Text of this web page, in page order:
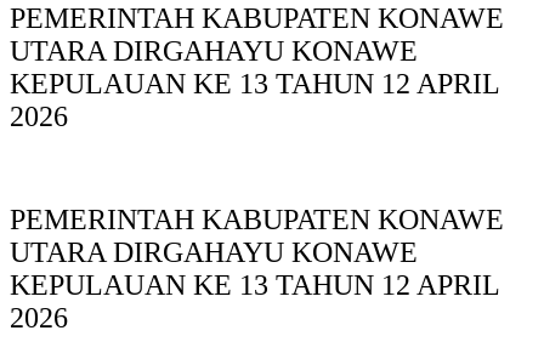
PEMERINTAH KABUPATEN KONAWE
UTARA DIRGAHAYU KONAWE
KEPULAUAN KE 13 TAHUN 12 APRIL
2026
PEMERINTAH KABUPATEN KONAWE
UTARA DIRGAHAYU KONAWE
KEPULAUAN KE 13 TAHUN 12 APRIL
2026